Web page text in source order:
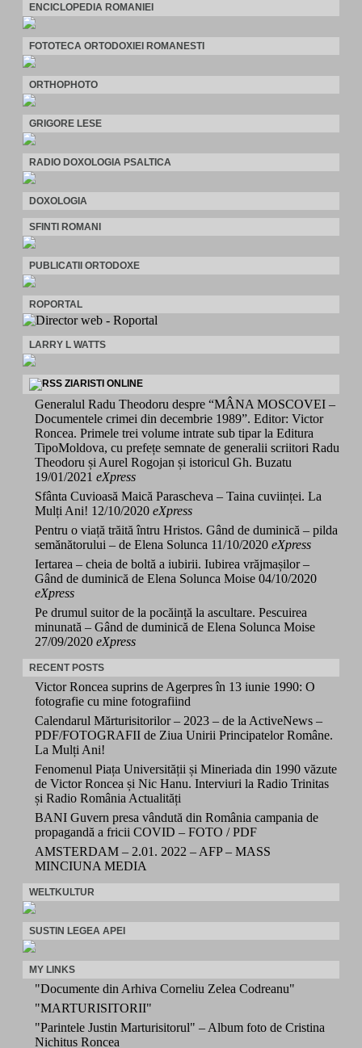
ENCICLOPEDIA ROMANIEI
FOTOTECA ORTODOXIEI ROMANESTI
ORTHOPHOTO
GRIGORE LESE
RADIO DOXOLOGIA PSALTICA
DOXOLOGIA
SFINTI ROMANI
PUBLICATII ORTODOXE
ROPORTAL
LARRY L WATTS
ZIARISTI ONLINE
Generalul Radu Theodoru despre “MÂNA MOSCOVEI –
Documentele crimei din decembrie 1989”. Editor: Victor
Roncea. Primele trei volume intrate sub tipar la Editura
TipoMoldova, cu prefețe semnate de generalii scriitori Radu
Theodoru și Aurel Rogojan și istoricul Gh. Buzatu
19/01/2021 eXpress
Sfânta Cuvioasă Maică Parascheva – Taina cuviinței. La
Mulți Ani! 12/10/2020 eXpress
Pentru o viață trăită întru Hristos. Gând de duminică – pilda
semănătorului – de Elena Solunca 11/10/2020 eXpress
Iertarea – cheia de boltă a iubirii. Iubirea vrăjmașilor –
Gând de duminică de Elena Solunca Moise 04/10/2020
eXpress
Pe drumul suitor de la pocăință la ascultare. Pescuirea
minunată – Gând de duminică de Elena Solunca Moise
27/09/2020 eXpress
RECENT POSTS
Victor Roncea suprins de Agerpres în 13 iunie 1990: O
fotografie cu mine fotografiind
Calendarul Mărturisitorilor – 2023 – de la ActiveNews –
PDF/FOTOGRAFII de Ziua Unirii Principatelor Române.
La Mulți Ani!
Fenomenul Piața Universității și Mineriada din 1990 văzute
de Victor Roncea și Nic Hanu. Interviuri la Radio Trinitas
și Radio România Actualități
BANI Guvern presa vândută din România campania de
propagandă a fricii COVID – FOTO / PDF
AMSTERDAM – 2.01. 2022 – AFP – MASS
MINCIUNA MEDIA
WELTKULTUR
SUSTIN LEGEA APEI
MY LINKS
"Documente din Arhiva Corneliu Zelea Codreanu"
"MARTURISITORII"
"Parintele Justin Marturisitorul" – Album foto de Cristina
Nichitus Roncea